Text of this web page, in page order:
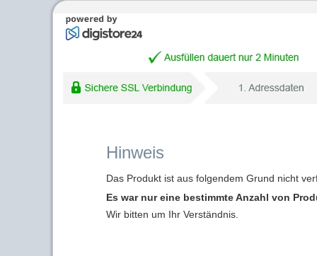
Hinweis
Das Produkt ist aus folgendem Grund nicht
Es war nur eine bestimmte Anzahl von
Wir bitten um Ihr Verständnis.